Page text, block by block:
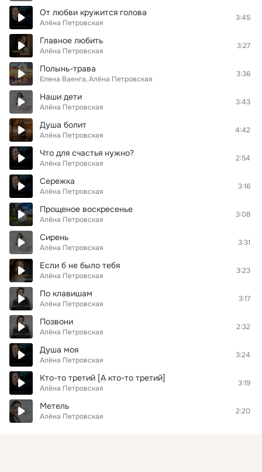
От любви кружится голова
Алёна Петровская
3:45
Главное любить
Алёна Петровская
3:27
Полынь-трава
Елена Ваенга Алёна Петровская
3:36
Наши дети
Алёна Петровская
3:43
Душа болит
Алёна Петровская
4:42
Что для счастья нужно?
Алёна Петровская
2:54
Сережка
Алёна Петровская
3:16
Прощеное воскресенье
Алёна Петровская
3:08
Сирень
Алёна Петровская
3:31
Если б не было тебя
Алёна Петровская
3:23
По клавишам
Алёна Петровская
3:17
Позвони
Алёна Петровская
2:32
Душа моя
Алёна Петровская
3:24
Кто-то третий [А кто-то третий]
Алёна Петровская
3:19
Метель
Алёна Петровская
2:20